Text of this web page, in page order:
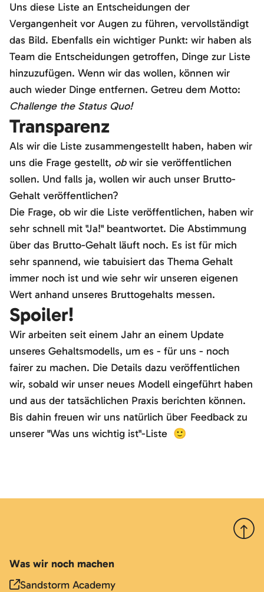
Uns diese Liste an Entscheidungen der
Vergangenheit vor Augen zu führen, vervollständigt
das Bild. Ebenfalls ein wichtiger Punkt: wir haben als
Team die Entscheidungen getroffen, Dinge zur Liste
hinzuzufügen. Wenn wir das wollen, können wir
auch wieder Dinge entfernen. Getreu dem Motto:
Challenge the Status Quo!
Transparenz
Als wir die Liste zusammengestellt haben, haben wir
uns die Frage gestellt, obwir sie veröffentlichen
sollen. Und falls ja, wollen wir auch unser Brutto-
Gehalt veröffentlichen?
Die Frage, ob wir die Liste veröffentlichen, haben wir
sehr schnell mit "Ja!" beantwortet. Die Abstimmung
über das Brutto-Gehalt läuft noch. Es ist für mich
sehr spannend, wie tabuisiert das Thema Gehalt
immer noch ist und wie sehr wir unseren eigenen
Wert anhand unseres Bruttogehalts messen.
Spoiler!
Wir arbeiten seit einem Jahr an einem Update
unseres Gehaltsmodells, um es - für uns - noch
fairer zu machen. Die Details dazu veröffentlichen
wir, sobald wir unser neues Modell eingeführt haben
und aus der tatsächlichen Praxis berichten können.
Bis dahin freuen wir uns natürlich über Feedback zu
unserer "Was uns wichtig ist"-Liste 🙂
Nach
Was wir noch machen
Sandstorm Academy